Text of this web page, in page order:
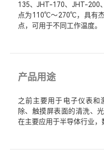
135、JHT-170、JHT-200
点为110℃～270℃，具有
点，可用于不同工作温度。
产品用途
之前主要用于电子仪表和
除、触摸屏表面的清洗、
在主要应用于半导体行业，